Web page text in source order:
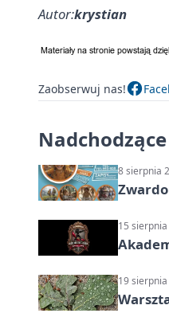
Autor:krystian
Zaobserwuj nas!
8 sierpnia
15
19